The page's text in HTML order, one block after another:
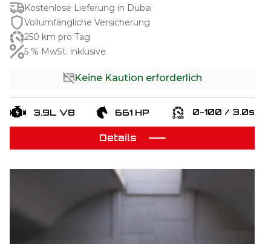
Kostenlose Lieferung in Dubai
Vollumfängliche Versicherung
250 km pro Tag
5 % MwSt. inklusive
Keine Kaution erforderlich
3.9L V8 661 HP 0-100 / 3.0s
Details